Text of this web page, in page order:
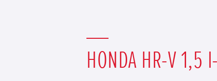
HONDA HR-V 1,5